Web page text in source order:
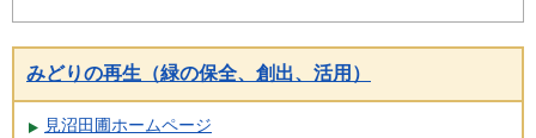
みどりの再生（緑の保全、創出、活用）
見沼田圃ホームページ